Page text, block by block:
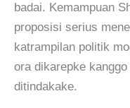
badai. Kemampuan
proposisi serius
katrampilan politik
ora dikarepke
ditindakake.